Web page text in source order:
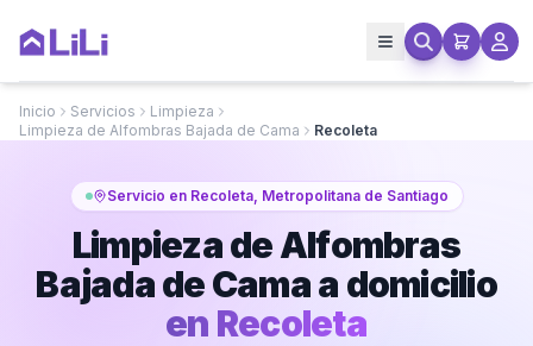
Inicio Servicios
Limpieza
Limpieza de Alfombras Bajada de Cama
Recoleta
Servicio en Recoleta, Metropolitana de Santiago
Limpieza de Alfombras
Bajada de Cama a domicilio
en Recoleta